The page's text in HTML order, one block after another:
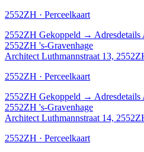
2552ZH · Perceelkaart
2552ZH Gekoppeld → Adresdetails
2552ZH 's-Gravenhage
Architect Luthmannstraat 13,
2552ZH · Perceelkaart
2552ZH Gekoppeld → Adresdetails
2552ZH 's-Gravenhage
Architect Luthmannstraat 14,
2552ZH · Perceelkaart